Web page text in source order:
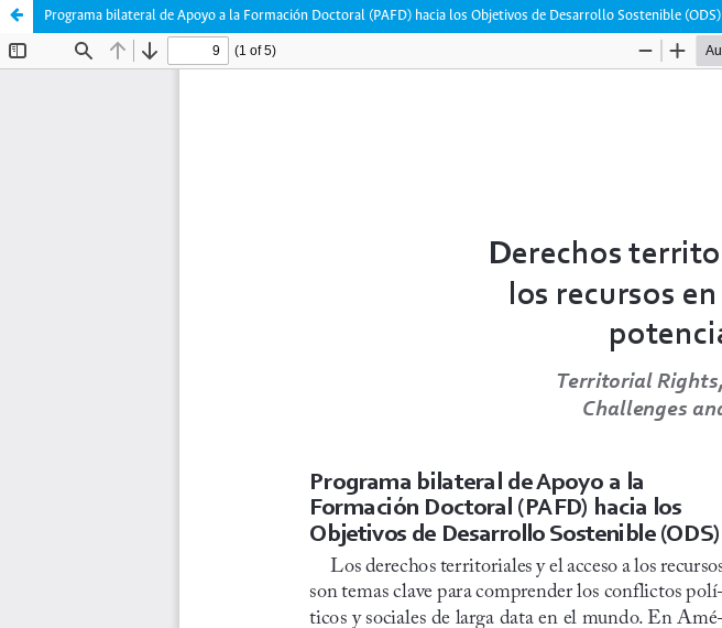
Programa bilateral de Apoyo a la Formación Doctoral (PAFD) hacia los Objetivos de Desarrollo Sostenible (ODS)